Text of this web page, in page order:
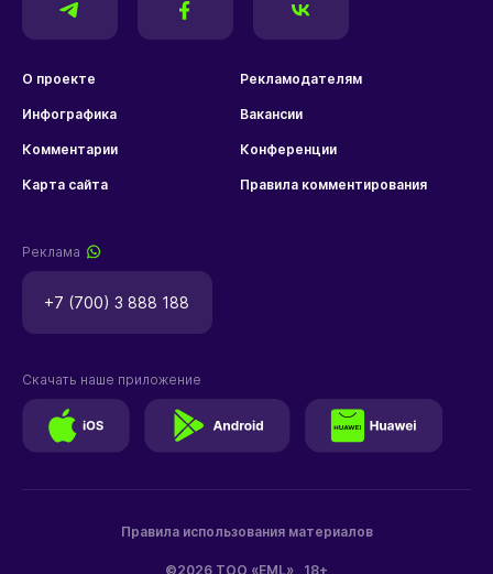
О проекте Рекламодателям
Инфографика Вакансии
Комментарии Конференции
Карта сайта Правила комментирования
Реклама
+7 (700) 3 888 188
©2026 ТОО «EML» 18+
Правила использования материалов
Скачать наше приложение